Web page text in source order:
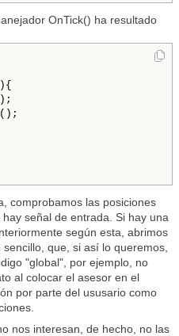
OnTick() ha resultado
comprobamos las posiciones
señal de entrada. Si hay una
según esta, abrimos
que, si así lo queremos,
"global", por ejemplo, no
al colocar el asesor en el
por parte del ususario como
nos interesan, de hecho, no las